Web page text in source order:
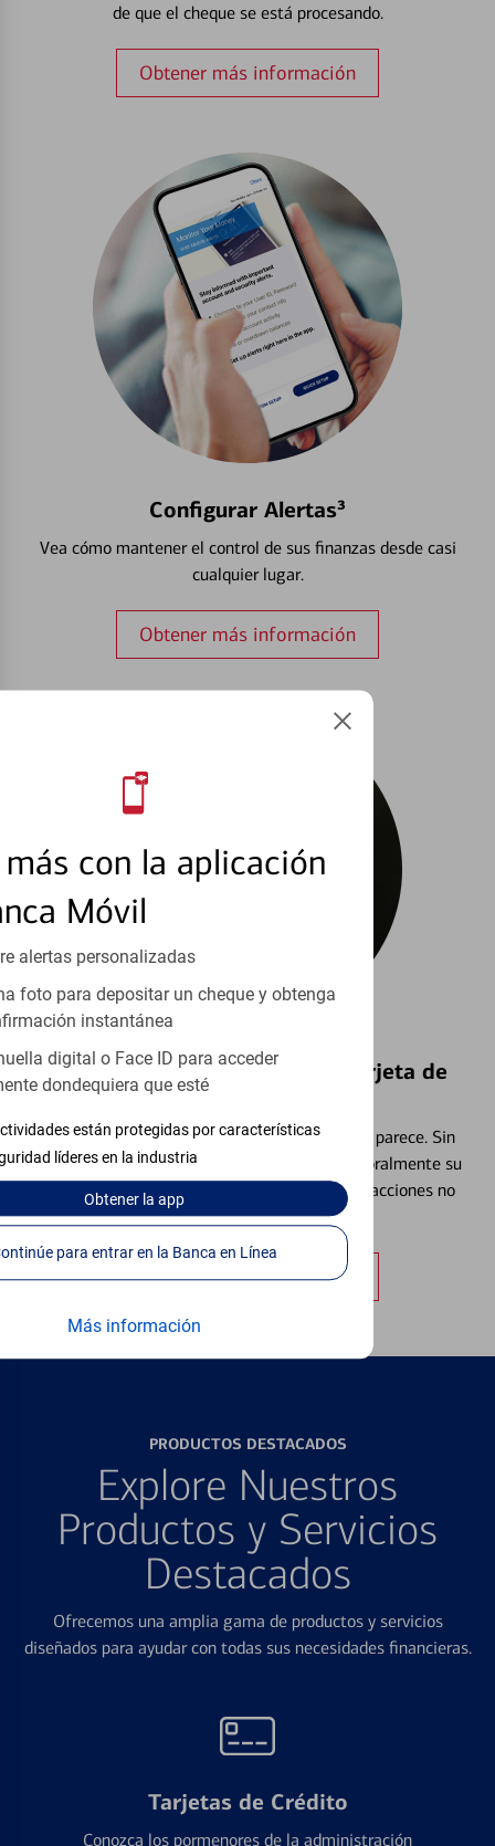
con la aplicación
Móvil
alertas personalizadas
foto para depositar un cheque y obtenga
instantánea
digital o Face ID para acceder
dondequiera que esté
están protegidas por características
líderes en la industria
Obtenerla app
Continúe para entrar en la Banca en Línea
Más información
de que el cheque se está procesando.
Obtener más información
Configurar Alertas³
Vea cómo mantener el control de sus finanzas desde casi
cualquier lugar.
Obtener más información
Bloquear y Desbloquear una Tarjeta de
Extraviar una tarjeta es más común de lo que parece. Sin
embargo, puede bloquear y desbloquear temporalmente su
tarjeta de débito para ayudar a prevenir transacciones no
autorizadas.
Obtener más información
PRODUCTOS DESTACADOS
Explore Nuestros
Productos y Servicios
Destacados
Ofrecemos una amplia gama de productos y servicios
diseñados para ayudar con todas sus necesidades financieras.
Tarjetas de Crédito
Conozca los pormenores de la administración